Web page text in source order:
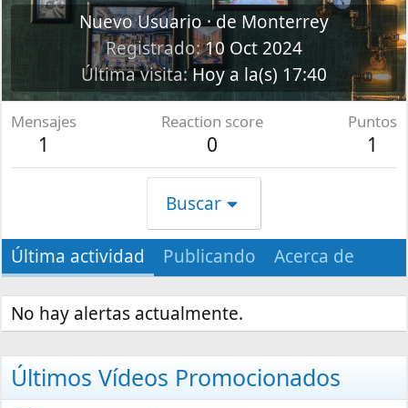
Nuevo Usuario·de Monterrey
Registrado 10 Oct 2024
Última visita Hoy a la(s) 17:40
Mensajes
1
Reaction score
0
Puntos
1
Buscar
Última actividad Publicando Acerca de
No hay alertas actualmente.
Últimos Vídeos Promocionados